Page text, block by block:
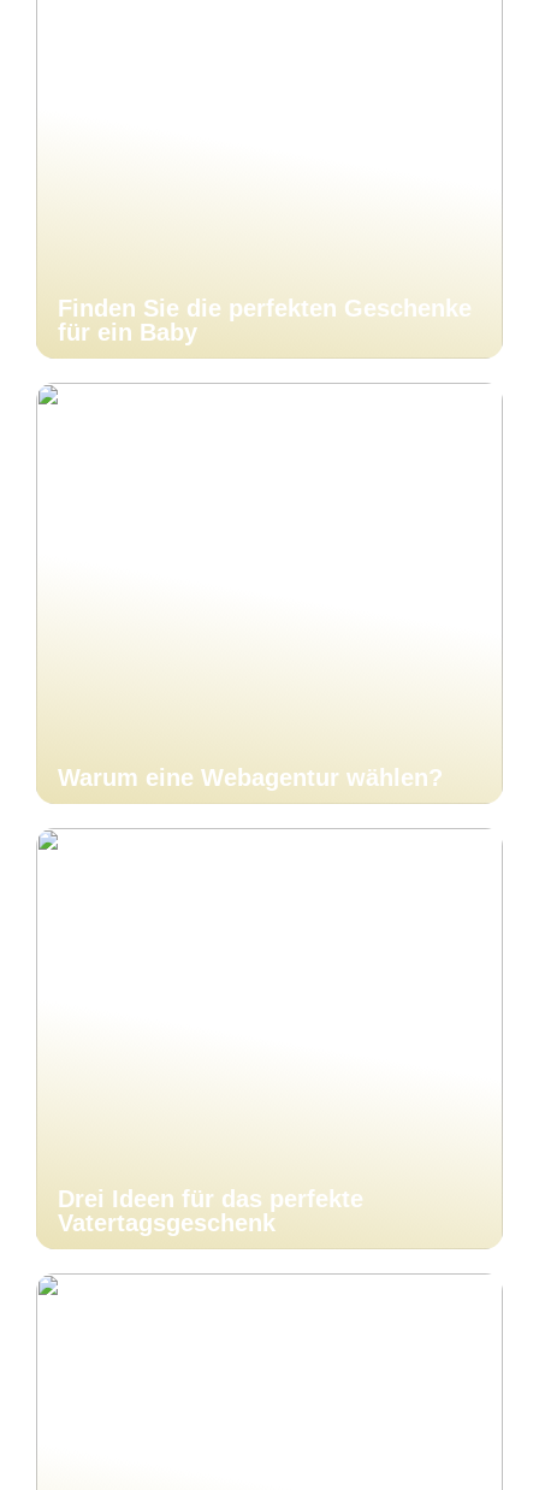
Finden Sie die perfekten Geschenke
für ein Baby
Warum eine Webagentur wählen?
Drei Ideen für das perfekte
Vatertagsgeschenk